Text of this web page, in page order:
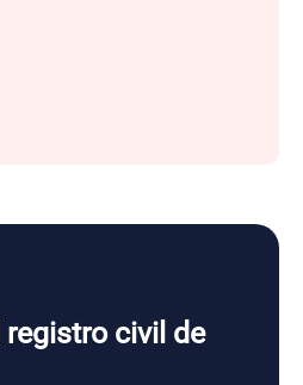
registro civil de